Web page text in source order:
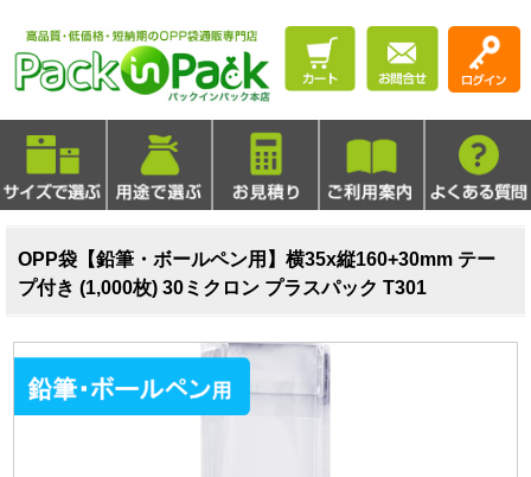
OPP袋【鉛筆・ボールペン用】横35x縦160+30mm テー
プ付き (1,000枚) 30ミクロン プラスパック T301